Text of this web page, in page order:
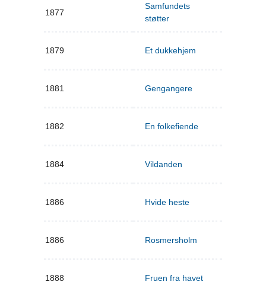
1877
Samfundets
støtter
1879 Et dukkehjem
1881 Gengangere
1882 En folkefiende
1884 Vildanden
1886 Hvide heste
1886 Rosmersholm
1888 Fruen fra havet